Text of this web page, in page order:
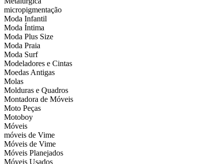
micropigmentação
Moda Infantil
Moda Íntima
Moda Plus Size
Moda Praia
Moda Surf
Modeladores e Cintas
Moedas Antigas
Molas
Molduras e Quadros
Montadora de Móveis
Moto Peças
Motoboy
Móveis
móveis de Vime
Móveis de Vime
Móveis Planejados
Móveis Usados